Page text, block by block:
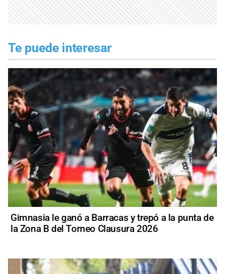
Te puede interesar
Gimnasia le ganó a Barracas y trepó a la punta de
la Zona B del Torneo Clausura 2026